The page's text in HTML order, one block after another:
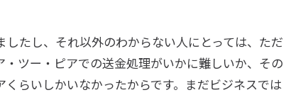
したし、それ以外のわからない人にとっては、ただ
ツー・ピアでの送金処理がいかに難しいか、その
らいしかいなかったからです。まだビジネスでは